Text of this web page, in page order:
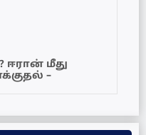
ஈரான் மீது
–